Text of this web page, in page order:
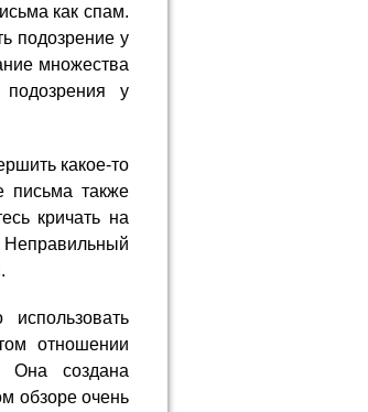
как спам.
подозрение у
множества
у
какое-то
письма также
кричать на
отношении
Она создана
обзоре очень